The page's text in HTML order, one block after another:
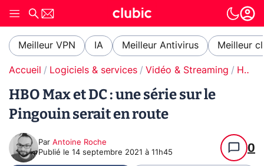
Meilleur VPN IA Meilleur Antivirus Meilleur
Accueil Logiciels & services Vidéo & Streaming HBO Max
HBO Max et DC : une série sur le
Pingouin serait en route
Par Antoine Roche
Publié le 14 septembre 2021 à 11h45 0